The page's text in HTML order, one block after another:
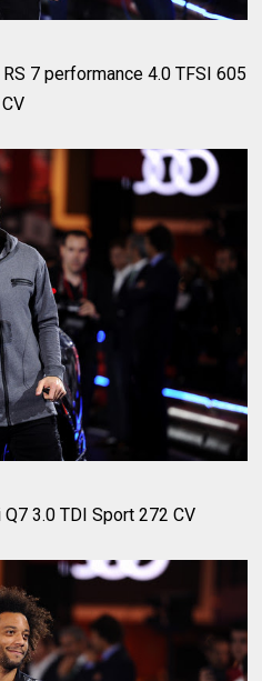
7 performance 4.0 TFSI 605
CV
Q7 3.0 TDI Sport 272 CV